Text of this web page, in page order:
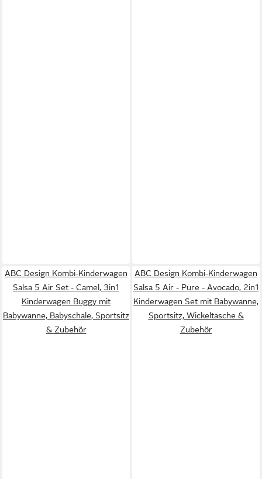
ABC Design Kombi-Kinderwagen
Salsa 5 Air Set - Camel, 3in1
Kinderwagen Buggy mit
Babywanne, Babyschale, Sportsitz
& Zubehör
ABC Design Kombi-Kinderwagen
Salsa 5 Air - Pure - Avocado, 2in1
Kinderwagen Set mit Babywanne,
Sportsitz, Wickeltasche &
Zubehör